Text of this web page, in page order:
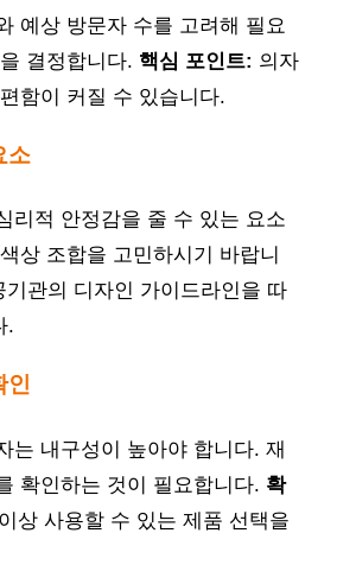
예상 방문자 수를 고려해 필요
결정합니다. 핵심 포인트: 의자
함이 커질 수 있습니다.
소
리적 안정감을 줄 수 있는 요소
상 조합을 고민하시기 바랍니
기관의 디자인 가이드라인을 따
.
인
는 내구성이 높아야 합니다. 재
확인하는 것이 필요합니다. 확
상 사용할 수 있는 제품 선택을